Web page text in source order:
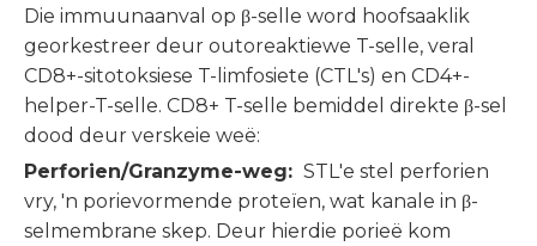
Die immuunaanval op β-selle word hoofsaaklik
georkestreer deur outoreaktiewe T-selle, veral
CD8+-sitotoksiese T-limfosiete (CTL's) en CD4+-
helper-T-selle. CD8+ T-selle bemiddel direkte β-sel
dood deur verskeie weë:
Perforien/Granzyme-weg: STL'e stel perforien
vry, 'n porievormende proteïen, wat kanale in β-
selmembrane skep. Deur hierdie porieë kom